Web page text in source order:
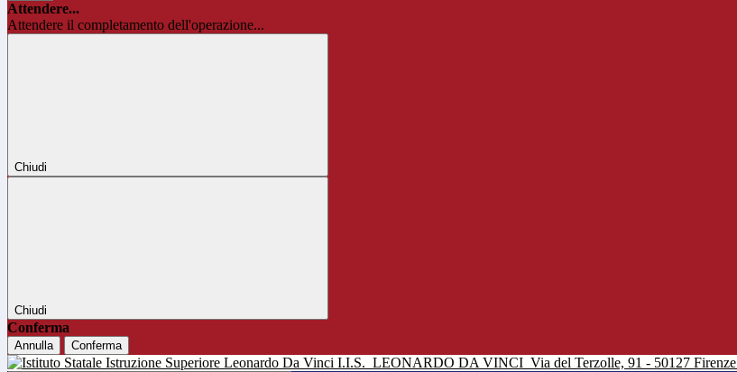
Attendere...
Attendere il completamento dell'operazione...
Chiudi
Chiudi
Conferma
Annulla Conferma
I.I.S. LEONARDO DA VINCI Via del Terzolle, 91 - 50127 Firenze